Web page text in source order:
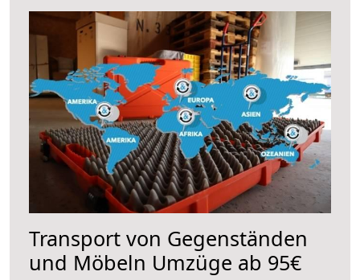
Transport von Gegenständen
und Möbeln Umzüge ab 95€